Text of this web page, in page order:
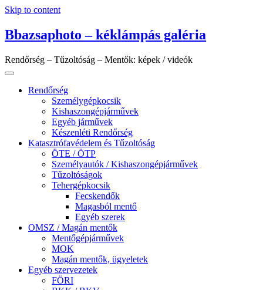
Skip to content
Bbazsaphoto – kéklámpás galéria
Rendőrség – Tűzoltóság – Mentők: képek / videók
Rendőrség
Személygépkocsik
Kishaszongépjárművek
Egyéb járművek
Készenléti Rendőrség
Katasztrófavédelem és Tűzoltóság
ÖTE / ÖTP
Személyautók / Kishaszongépjárművek
Tűzoltóságok
Tehergépkocsik
Fecskendők
Magasból mentő
Egyéb szerek
OMSZ / Magán mentők
Mentőgépjárművek
MOK
Magán mentők, ügyeletek
Egyéb szervezetek
FÖRI